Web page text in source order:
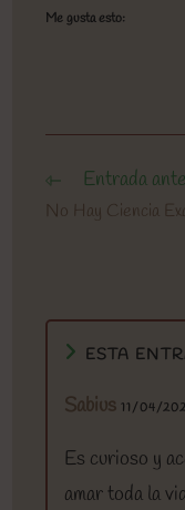
Me gusta esto:
Leer
más
artículos
Entrada
No Hay Ciencia
ESTA
Sabius 11/04/
Es curioso y
amar toda la